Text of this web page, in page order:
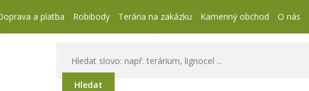
a platba Robibody Terária na zakázku Kamenný obchod O nás
Hledat